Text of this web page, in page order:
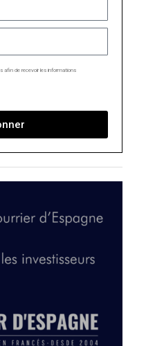
afin de recevoir les informations